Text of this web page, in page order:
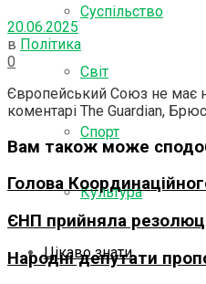
Суспільство
Світ
Спорт
Культура
Цікаво знати
20.06.2025
в Політика
0
Європейський Союз не має
коментарі The Guardian,
Вам також може
Голова
ЄНП прийняла
Народні депутати